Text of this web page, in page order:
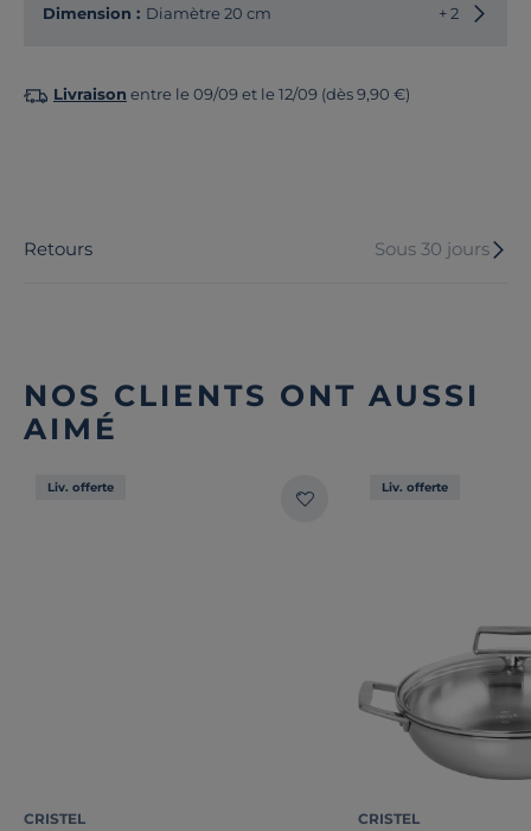
Dimension : Diamètre 20 cm + 2
Livraison entre le 09/09 et le 12/09 (dès 9,90 €)
Retours Sous 30 jours
NOS CLIENTS ONT AUSSI
AIMÉ
Liv. offerte
CRISTEL
Liv. offerte
CRISTEL